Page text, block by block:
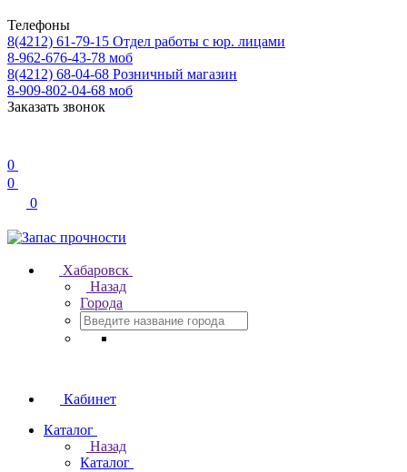
Телефоны
8(4212) 61-79-15 Отдел работы с юр. лицами
8-962-676-43-78 моб
8(4212) 68-04-68 Розничный магазин
8-909-802-04-68 моб
Заказать звонок
0
0
0
Хабаровск
Назад
Города
Кабинет
Каталог
Назад
Каталог